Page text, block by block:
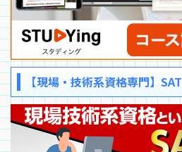
【現場・技術系資格専門】SAT